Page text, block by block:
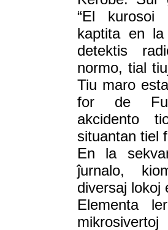
“El
kaptita en
detektis
normo, tial
Tiu maro
for de
akcidento
situantan tiel
En la
ĵurnalo,
diversaj lokoj
Elementa
mikrosivertoj